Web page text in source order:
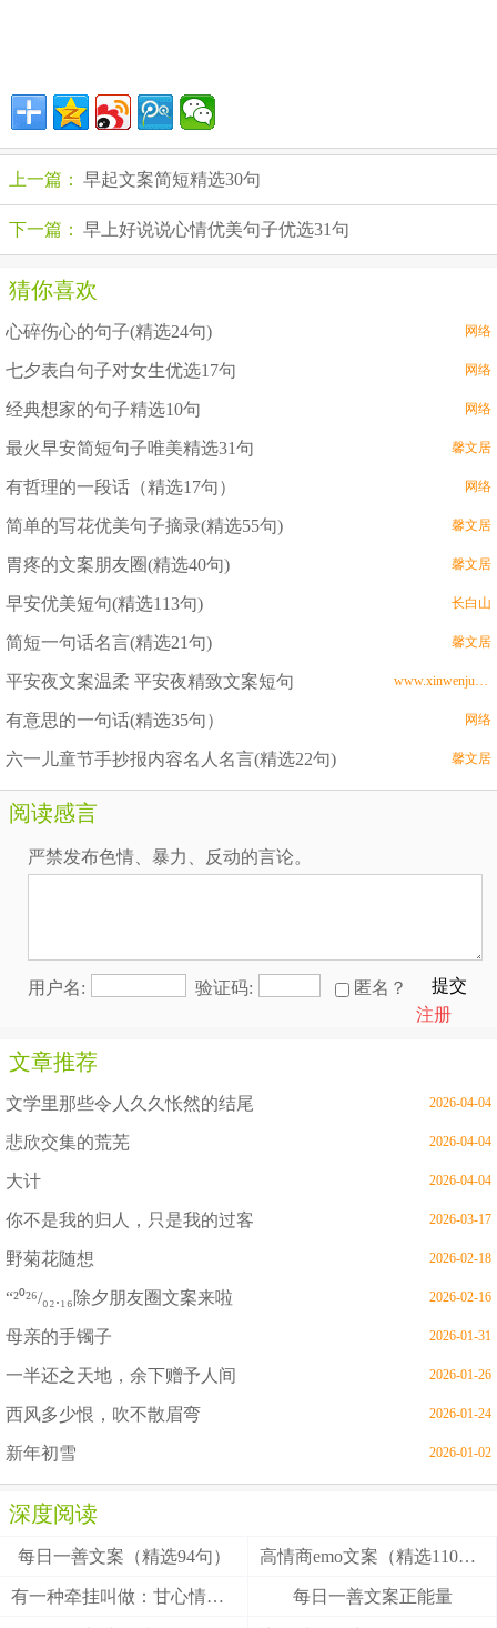
上一篇： 早起文案简短精选30句
下一篇： 早上好说说心情优美句子优选31句
猜你喜欢
心碎伤心的句子(精选24句) 网络
七夕表白句子对女生优选17句 网络
经典想家的句子精选10句 网络
最火早安简短句子唯美精选31句 馨文居
有哲理的一段话（精选17句） 网络
简单的写花优美句子摘录(精选55句) 馨文居
胃疼的文案朋友圈(精选40句) 馨文居
早安优美短句(精选113句) 长白山
简短一句话名言(精选21句) 馨文居
平安夜文案温柔 平安夜精致文案短句 www.xinwenju.com
有意思的一句话(精选35句） 网络
六一儿童节手抄报内容名人名言(精选22句) 馨文居
阅读感言
严禁发布色情、暴力、反动的言论。
用户名: 验证码: 匿名？
提交
注册
文章推荐
文学里那些令人久久怅然的结尾 2026-04-04
悲欣交集的荒芜 2026-04-04
大计 2026-04-04
你不是我的归人，只是我的过客 2026-03-17
野菊花随想 2026-02-18
“²⁰²⁶/₀₂.₁₆除夕朋友圈文案来啦 2026-02-16
母亲的手镯子 2026-01-31
一半还之天地，余下赠予人间 2026-01-26
西风多少恨，吹不散眉弯 2026-01-24
新年初雪 2026-01-02
深度阅读
每日一善文案（精选94句） 高情商emo文案（精选110句）
有一种牵挂叫做：甘心情愿！ 每日一善文案正能量